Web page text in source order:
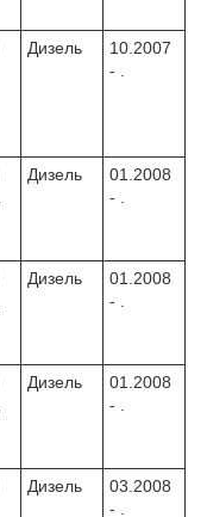
Дизель
10.2007
- .
Дизель
01.2008
- .
Дизель
01.2008
- .
Дизель
01.2008
- .
Дизель
03.2008
- .